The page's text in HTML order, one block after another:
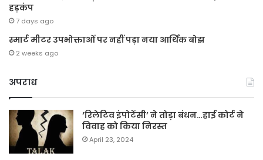
हड़कंप
7 days ago
स्मार्ट मीटर उपभोक्ताओं पर नहीं पड़ा नया आर्थिक बोझ
2 weeks ago
अपराध
‘रिलेटिव इंपोटेंसी’ ने तोड़ा बंधन…हाई कोर्ट ने
विवाह को किया निरस्त
April 23, 2024